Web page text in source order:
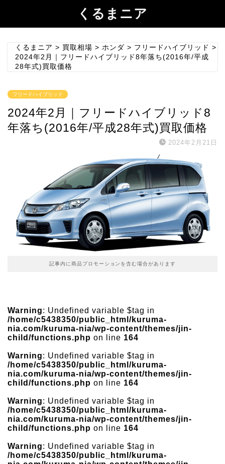
くるまニア
くるまニア > 買取相場 > ホンダ > フリードハイブリッド >
2024年2月｜フリードハイブリッド8年落ち(2016年/平成
28年式)買取価格
フリードハイブリッド
2024年2月｜フリードハイブリッド8
年落ち(2016年/平成28年式)買取価格
2024年2月21日
記事内に商品プロモーションを含む場合があります
Warning: Undefined variable $tag in
/home/c5438350/public_html/kuruma-
nia.com/kuruma-nia/wp-content/themes/jin-
child/functions.php on line 164
Warning: Undefined variable $tag in
/home/c5438350/public_html/kuruma-
nia.com/kuruma-nia/wp-content/themes/jin-
child/functions.php on line 164
Warning: Undefined variable $tag in
/home/c5438350/public_html/kuruma-
nia.com/kuruma-nia/wp-content/themes/jin-
child/functions.php on line 164
Warning: Undefined variable $tag in
/home/c5438350/public_html/kuruma-